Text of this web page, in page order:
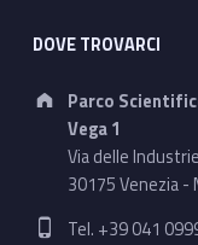
DOVE TROVARCI
Address:
Parco
Vega 1
Via delle
30175 Venezia -
Phone number:
Tel. +39 041